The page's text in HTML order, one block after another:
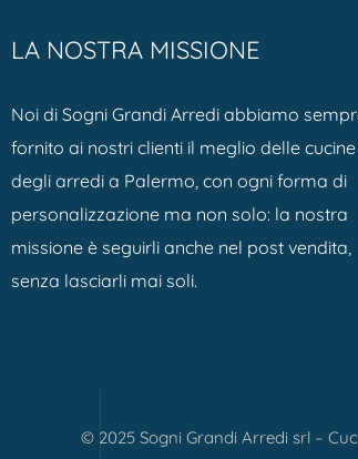
LA NOSTRA MISSIONE
Noi di Sogni Grandi Arredi abbiamo
fornito ai nostri clienti il meglio delle
degli arredi a Palermo, con ogni forma di
personalizzazione ma non solo: la nostra
missione è seguirli anche nel post vendita,
senza lasciarli mai soli.
© 2025 Sogni Grandi Arredi srl –